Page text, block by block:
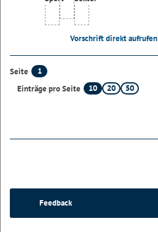
Vorschrift direkt aufrufen
Seite
1
Einträge pro Seite
10 20 50
Feedback